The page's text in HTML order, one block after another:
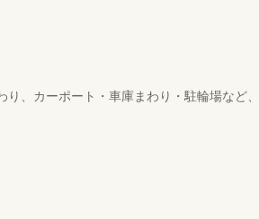
、カーポート・車庫まわり・駐輪場など、